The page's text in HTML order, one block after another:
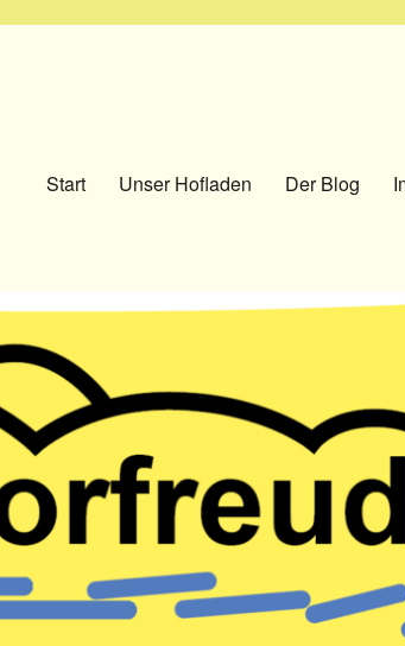
Start Unser Hofladen Der Blog